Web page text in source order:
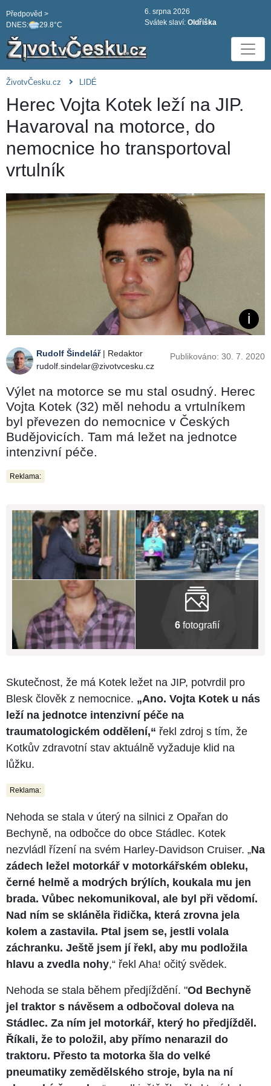
DNES: 29.8°C
Předpověd >
6. srpna 2026
Svátek slaví: Oldřiška
ŽivotvČesku.cz LIDÉ
Herec Vojta Kotek leží na JIP.
Havaroval na motorce, do
nemocnice ho transportoval
vrtulník
Rudolf Šindelář| Redaktor
rudolf.sindelar@zivotvcesku.cz
Publikováno: 30. 7. 2020
Výlet na motorce se mu stal osudný. Herec
Vojta Kotek (32) měl nehodu a vrtulníkem
byl převezen do nemocnice v Českých
Budějovicích. Tam má ležet na jednotce
intenzivní péče.
Reklama:
6fotografií
Skutečnost, že má Kotek ležet na JIP, potvrdil pro
Blesk člověk z nemocnice. „Ano. Vojta Kotek u nás
leží na jednotce intenzivní péče na
traumatologickém oddělení,“ řekl zdroj s tím, že
Kotkův zdravotní stav aktuálně vyžaduje klid na
lůžku.
Reklama:
Nehoda se stala v úterý na silnici z Opařan do
Bechyně, na odbočce do obce Stádlec. Kotek
nezvládl řízení na svém Harley-Davidson Cruiser. „Na
zádech ležel motorkář v motorkářském obleku,
černé helmě a modrých brýlích, koukala mu jen
brada. Vůbec nekomunikoval, ale byl při vědomí.
Nad ním se skláněla řidička, která zrovna jela
kolem a zastavila. Ptal jsem se, jestli volala
záchranku. Ještě jsem jí řekl, aby mu podložila
hlavu a zvedla nohy,“ řekl Aha! očitý svědek.
Nehoda se stala během předjíždění. "Od Bechyně
jel traktor s návěsem a odbočoval doleva na
Stádlec. Za ním jel motorkář, který ho předjížděl.
Říkali, že to položil, aby přímo nenarazil do
traktoru. Přesto ta motorka šla do velké
pneumatiky zemědělského stroje, byla na ní